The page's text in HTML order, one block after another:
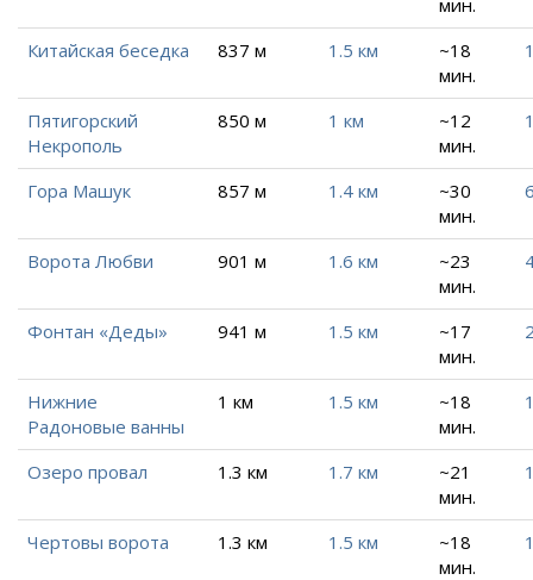
Китайская беседка 837 м 1.5 км
~18
мин.
Пятигорский
Некрополь
850 м 1 км
~12
мин.
Гора Машук 857 м 1.4 км
~30
мин.
Ворота Любви 901 м 1.6 км
~23
мин.
Фонтан «Деды» 941 м 1.5 км
~17
мин.
Нижние
Радоновые ванны
1 км 1.5 км
~18
мин.
Озеро провал 1.3 км 1.7 км
~21
мин.
Чертовы ворота 1.3 км 1.5 км
~18
мин.